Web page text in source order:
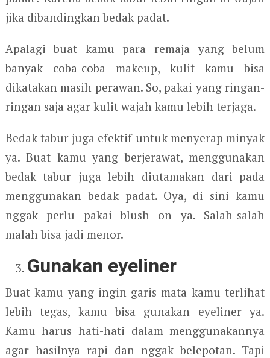
jika dibandingkan bedak padat.
Apalagi buat kamu para remaja yang belum
banyak coba-coba makeup, kulit kamu bisa
dikatakan masih perawan. So, pakai yang ringan-
ringan saja agar kulit wajah kamu lebih terjaga.
Bedak tabur juga efektif untuk menyerap minyak
ya. Buat kamu yang berjerawat, menggunakan
bedak tabur juga lebih diutamakan dari pada
menggunakan bedak padat. Oya, di sini kamu
nggak perlu pakai blush on ya. Salah-salah
malah bisa jadi menor.
Gunakan eyeliner
Buat kamu yang ingin garis mata kamu terlihat
lebih tegas, kamu bisa gunakan eyeliner ya.
Kamu harus hati-hati dalam menggunakannya
agar hasilnya rapi dan nggak belepotan. Tapi